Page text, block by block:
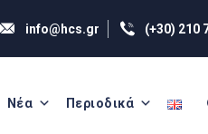
info@hcs.gr (+30) 210
Νέα Περιοδικά